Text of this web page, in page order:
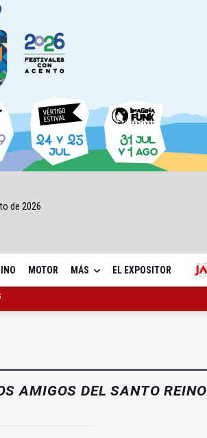
de 2026
MOTOR MÁS EL EXPOSITOR
AMIGOS DEL SANTO REINO